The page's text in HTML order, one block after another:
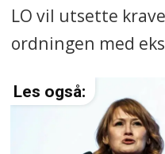
LO vil utsette
ordningen med